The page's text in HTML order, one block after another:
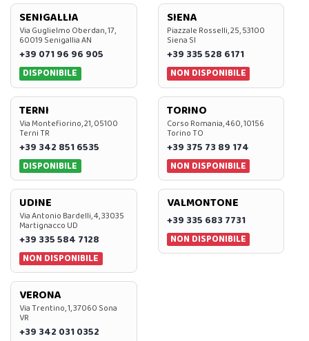
SENIGALLIA
Via Guglielmo Oberdan, 17,
60019 Senigallia AN
+39 071 96 96 905
DISPONIBILE
SIENA
Piazzale Rosselli, 25, 53100
Siena SI
+39 335 528 6171
NON DISPONIBILE
TERNI
Via Montefiorino, 21, 05100
Terni TR
+39 342 851 6535
DISPONIBILE
TORINO
Corso Romania, 460, 10156
Torino TO
+39 375 73 89 174
NON DISPONIBILE
UDINE
Via Antonio Bardelli, 4, 33035
Martignacco UD
+39 335 584 7128
NON DISPONIBILE
VALMONTONE
+39 335 683 7731
NON DISPONIBILE
VERONA
Via Trentino, 1, 37060 Sona
VR
+39 342 031 0352